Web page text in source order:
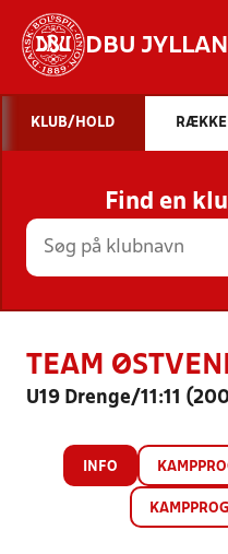
DBU
STILLINGER,
KLUB/HOLD RÆKKE
Find en
TEAM
U19 Drenge/11:11
INFO